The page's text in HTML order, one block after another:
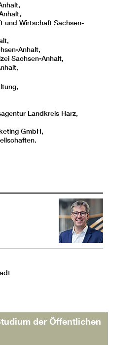
und Wirtschaft Sachsen-
Anhalt,
Sachsen-Anhalt,
Landkreis Harz,
GmbH,
der Öffentlichen